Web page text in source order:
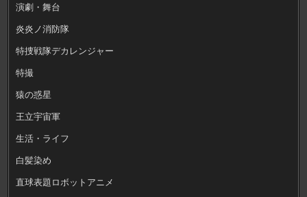
演劇・舞台
炎炎ノ消防隊
特捜戦隊デカレンジャー
特撮
猿の惑星
王立宇宙軍
生活・ライフ
白髪染め
直球表題ロボットアニメ